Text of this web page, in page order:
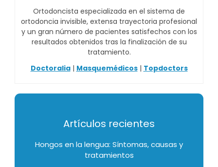
Ortodoncista especializada en el sistema de
ortodoncia invisible, extensa trayectoria profesional
y un gran número de pacientes satisfechos con los
resultados obtenidos tras la finalización de su
tratamiento.
Doctoralia| Masquemédicos| Topdoctors
Artículos recientes
Hongos en la lengua: Síntomas, causas y
tratamientos